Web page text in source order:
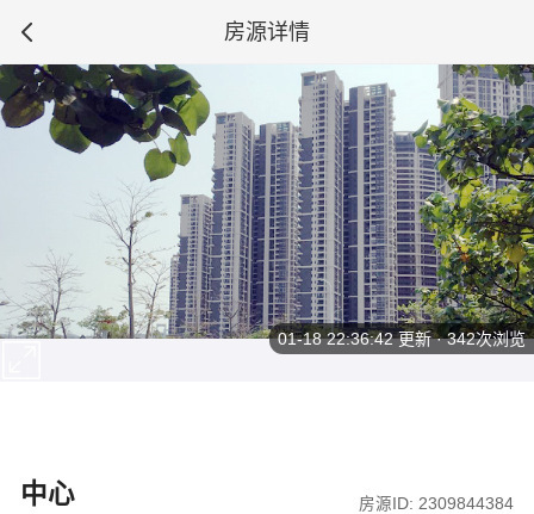
房源详情
中心 房源ID: 2309844384
01-18 22:36:42更新 · 342次浏览